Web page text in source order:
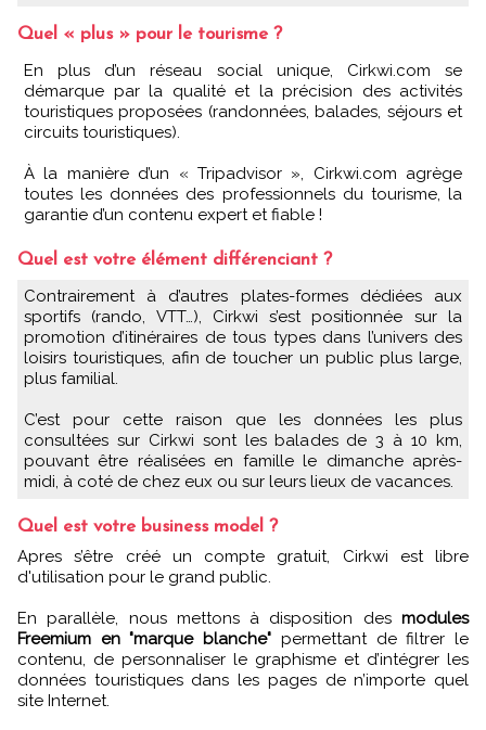
Quel « plus » pour le tourisme ?
En plus d’un réseau social unique, Cirkwi.com se
démarque par la qualité et la précision des activités
touristiques proposées (randonnées, balades, séjours et
circuits touristiques).
À la manière d’un « Tripadvisor », Cirkwi.com agrège
toutes les données des professionnels du tourisme, la
garantie d’un contenu expert et fiable !
Quel est votre élément différenciant ?
Contrairement à d’autres plates-formes dédiées aux
sportifs (rando, VTT…), Cirkwi s’est positionnée sur la
promotion d’itinéraires de tous types dans l’univers des
loisirs touristiques, afin de toucher un public plus large,
plus familial.
C’est pour cette raison que les données les plus
consultées sur Cirkwi sont les balades de 3 à 10 km,
pouvant être réalisées en famille le dimanche après-
midi, à coté de chez eux ou sur leurs lieux de vacances.
Quel est votre business model ?
Apres s’être créé un compte gratuit, Cirkwi est libre
d'utilisation pour le grand public.
En parallèle, nous mettons à disposition des modules
Freemium en "marque blanche" permettant de filtrer le
contenu, de personnaliser le graphisme et d’intégrer les
données touristiques dans les pages de n’importe quel
site Internet.